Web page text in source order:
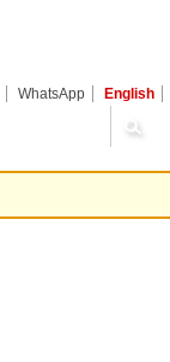
WhatsApp English